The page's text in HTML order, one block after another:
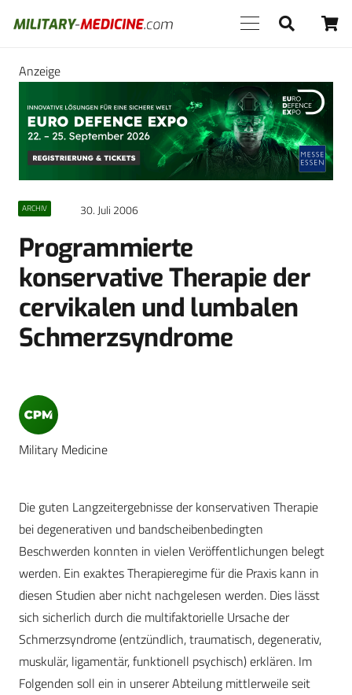
Anzeige
ARCHIV 30. Juli 2006
Programmierte
konservative Therapie der
cervikalen und lumbalen
Schmerzsyndrome
Military Medicine
Die guten Langzeitergebnisse der konservativen Therapie
bei degenerativen und bandscheibenbedingten
Beschwerden konnten in vielen Veröffentlichungen belegt
werden. Ein exaktes Therapieregime für die Praxis kann in
diesen Studien aber nicht nachgelesen werden. Dies lässt
sich sicherlich durch die multifaktorielle Ursache der
Schmerzsyndrome (entzündlich, traumatisch, degenerativ,
muskulär, ligamentär, funktionell psychisch) erklären. Im
Folgenden soll ein in unserer Abteilung mittlerweile seit